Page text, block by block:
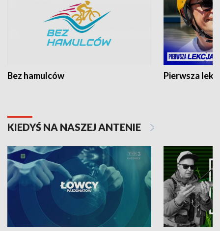
Bez hamulców Pierwsza
KIEDYŚ NA NASZEJ ANTENIE